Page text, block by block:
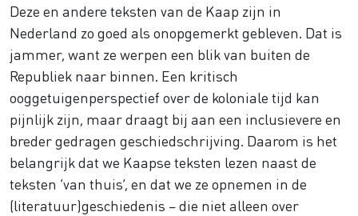
Deze en andere teksten van de Kaap zijn in
Nederland zo goed als onopgemerkt gebleven. Dat is
jammer, want ze werpen een blik van buiten de
Republiek naar binnen. Een kritisch
ooggetuigenperspectief over de koloniale tijd kan
pijnlijk zijn, maar draagt bij aan een inclusievere en
breder gedragen geschiedschrijving. Daarom is het
belangrijk dat we Kaapse teksten lezen naast de
teksten ‘van thuis’, en dat we ze opnemen in de
(literatuur)geschiedenis – die niet alleen over